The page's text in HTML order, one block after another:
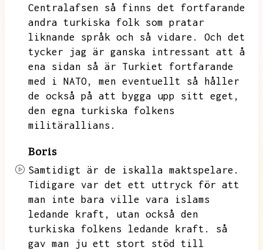
Centralafsen så finns det fortfarande
andra turkiska folk som pratar
liknande språk och så vidare.
Och det
tycker jag är ganska intressant att å
ena sidan så är Turkiet fortfarande
med i NATO,
men eventuellt så håller
de också på att bygga upp sitt eget,
den egna turkiska folkens
militärallians.
Boris
Samtidigt är de iskalla maktspelare.
Tidigare var det ett uttryck för att
man inte bara ville vara islams
ledande kraft,
utan också den
turkiska folkens ledande kraft.
så
gav man ju ett stort stöd till